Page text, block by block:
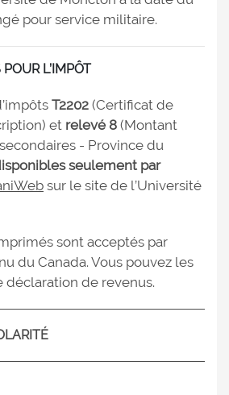
pour service militaire.
L’IMPÔT
T2202 (Certificat de
et relevé 8 (Montant
- Province du
seulement par
sur le site de l’Université
sont acceptés par
du Canada. Vous pouvez les
déclaration de revenus.